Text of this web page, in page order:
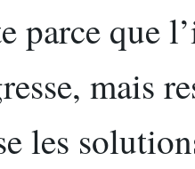
parce que
mais
les